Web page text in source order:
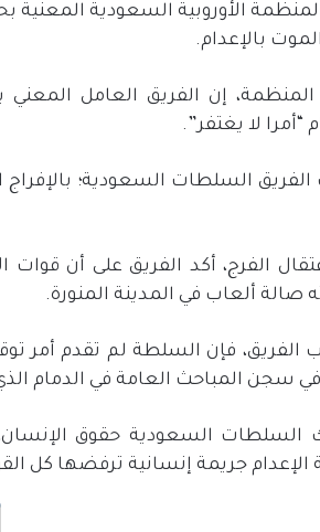
الأوروبية السعودية
بالإعدام.
إن الفريق العامل المعني
“أمرا لا يغتفر”.
السلطات السعودية؛
صالة ألعاب في المدينة المنورة.
فإن السلطة لم تقدم أمر
سجن المباحث العامة في الدمام
السلطات السعودية حقوق
الإعدام جريمة إنسانية ترفضها كل